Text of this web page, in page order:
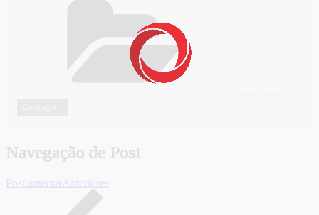
Navegação de Post
Post anterior Anteriores